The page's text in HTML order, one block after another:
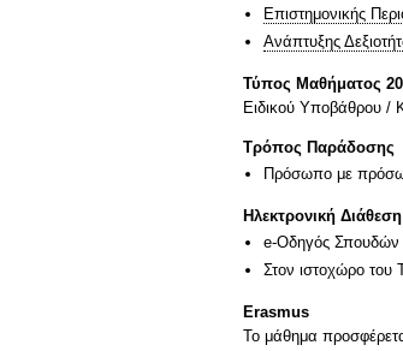
Επιστημονικής
Ανάπτυξης
Τύπος Μαθήματος
Ειδικού Υποβάθρου /
Τρόπος Παράδοσης
Πρόσωπο με
Ηλεκτρονική
e-Οδηγός Σπουδών
Στον ιστοχώρο του
Erasmus
Το μάθημα